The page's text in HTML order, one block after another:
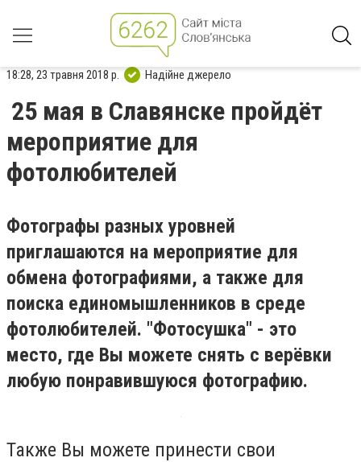
18:28, 23 травня 2018 р. Надійне джерело
25 мая в Славянске пройдёт
мероприятие для
фотолюбителей
Фотографы разных уровней
приглашаются на мероприятие для
обмена фотографиями, а также для
поиска единомышленников в среде
фотолюбителей. "Фотосушка" - это
место, где Вы можете снять с верёвки
любую понравившуюся фотографию.
Также Вы можете принести свои